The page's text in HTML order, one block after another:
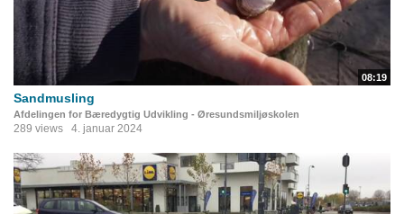
08:19
Sandmusling
Afdelingen for Bæredygtig Udvikling - Øresundsmiljøskolen
289 views 4. januar 2024